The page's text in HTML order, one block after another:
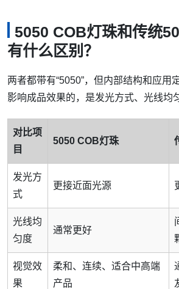
5050 COB灯珠和传统
有什么区别？
两者都带有“5050”，但内部结构和应用
影响成品效果的，是发光方式、光线均
对比项
目
5050 COB灯珠
发光方
式
更接近面光源
光线均
匀度
通常更好
视觉效
果
柔和、连续、适合中高端
产品